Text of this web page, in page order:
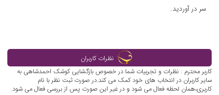
سر در آوردید.
نظرات کاربران
کاربر محترم : نظرات و تجربیات شما در خصوص بازگشایی کوشک احمدشاهی به
سایر کاربران در انتخاب های خود کمک می کند.در صورت ثبت نظر با نام
کاربری،همان لحظه فعال می شود و در غیر این صورت پس از بررسی فعال می شود.